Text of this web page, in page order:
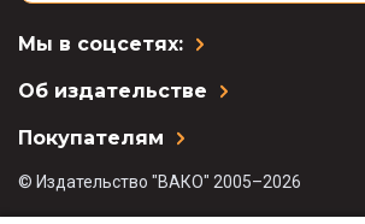
Мы в соцсетях:
Об издательстве
Покупателям
© Издательство "ВАКО" 2005–2026